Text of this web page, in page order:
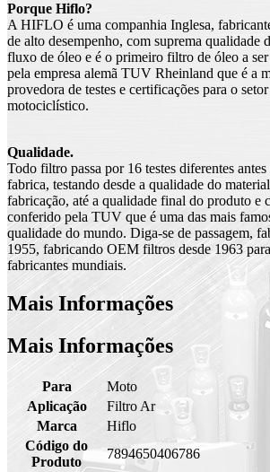
Porque Hiflo?
A HIFLO é uma companhia Inglesa,
de alto desempenho, com suprema qualidade
fluxo de óleo e é o primeiro filtro de óleo a
pela empresa alemã TUV Rheinland que é a
provedora de testes e certificações para o
motociclístico.
Qualidade.
Todo filtro passa por 16 testes diferentes
fabrica, testando desde a qualidade do
fabricação, até a qualidade final do produto e
conferido pela TUV que é uma das mais
qualidade do mundo. Diga-se de passagem,
1955, fabricando OEM filtros desde 1963
fabricantes mundiais.
Mais Informações
Mais Informações
Para
Moto
Aplicação
Filtro Ar
Marca
Hiflo
Código do
Produto
7894650406786